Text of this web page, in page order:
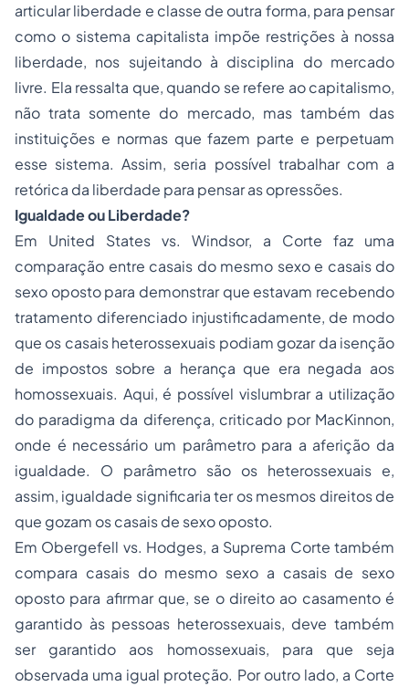
articular liberdade e classe de outra forma, para pensar
como o sistema capitalista impõe restrições à nossa
liberdade, nos sujeitando à disciplina do mercado
livre. Ela ressalta que, quando se refere ao capitalismo,
não trata somente do mercado, mas também das
instituições e normas que fazem parte e perpetuam
esse sistema. Assim, seria possível trabalhar com a
retórica da liberdade para pensar as opressões.
Igualdade ou Liberdade?
Em United States vs. Windsor, a Corte faz uma
comparação entre casais do mesmo sexo e casais do
sexo oposto para demonstrar que estavam recebendo
tratamento diferenciado injustificadamente, de modo
que os casais heterossexuais podiam gozar da isenção
de impostos sobre a herança que era negada aos
homossexuais. Aqui, é possível vislumbrar a utilização
do paradigma da diferença, criticado por MacKinnon,
onde é necessário um parâmetro para a aferição da
igualdade. O parâmetro são os heterossexuais e,
assim, igualdade significaria ter os mesmos direitos de
que gozam os casais de sexo oposto.
Em Obergefell vs. Hodges, a Suprema Corte também
compara casais do mesmo sexo a casais de sexo
oposto para afirmar que, se o direito ao casamento é
garantido às pessoas heterossexuais, deve também
ser garantido aos homossexuais, para que seja
observada uma igual proteção. Por outro lado, a Corte